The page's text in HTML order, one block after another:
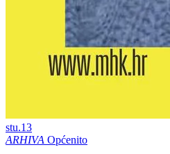
stu.13
ARHIVA Općenito